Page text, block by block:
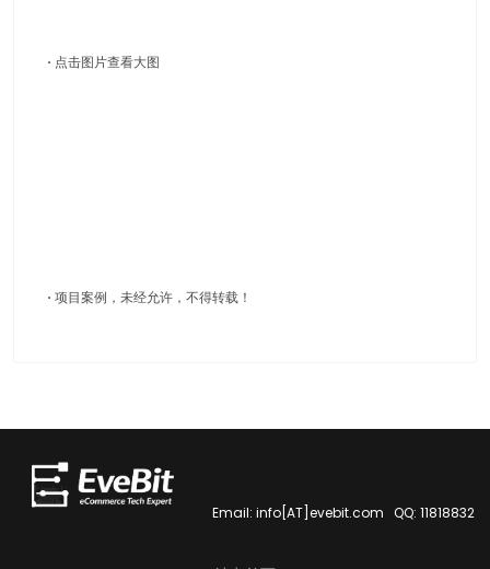
· 点击图片查看大图
· 项目案例，未经允许，不得转载！
Email: info[AT]evebit.com QQ: 11818832